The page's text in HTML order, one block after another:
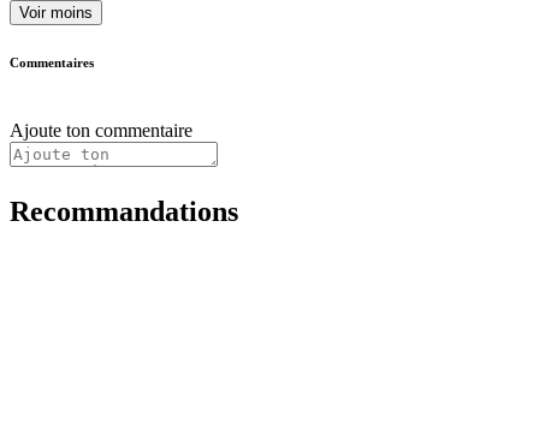
Voir moins
Commentaires
Ajoute ton commentaire
Recommandations